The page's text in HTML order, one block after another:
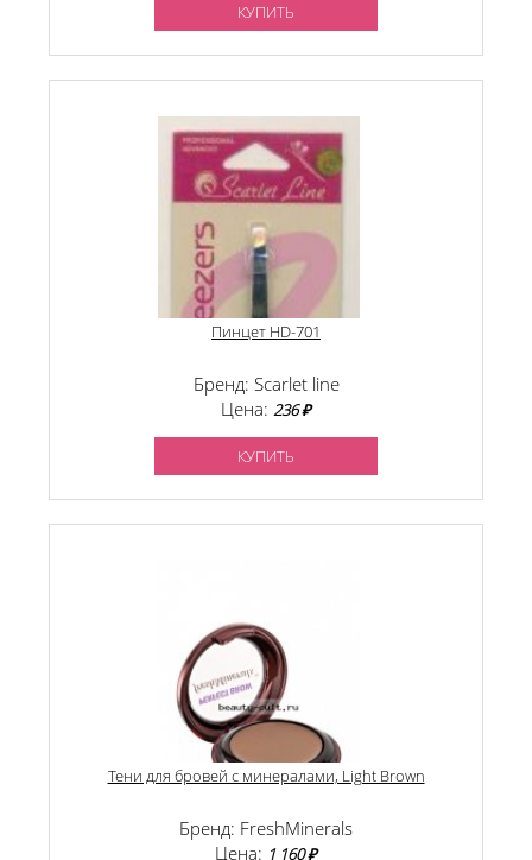
КУПИТЬ
Пинцет HD-701
Бренд: Scarlet line
Цена: 236 ₽
КУПИТЬ
Тени для бровей с минералами, Light Brown
Бренд: FreshMinerals
Цена: 1 160 ₽